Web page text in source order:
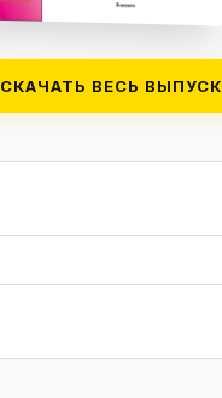
СКАЧАТЬ ВЕСЬ ВЫПУСК